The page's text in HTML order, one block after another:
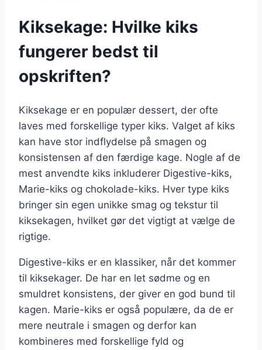
Kiksekage: Hvilke kiks
fungerer bedst til
opskriften?
Kiksekage er en populær dessert, der ofte
laves med forskellige typer kiks. Valget af kiks
kan have stor indflydelse på smagen og
konsistensen af den færdige kage. Nogle af de
mest anvendte kiks inkluderer Digestive-kiks,
Marie-kiks og chokolade-kiks. Hver type kiks
bringer sin egen unikke smag og tekstur til
kiksekagen, hvilket gør det vigtigt at vælge de
rigtige.
Digestive-kiks er en klassiker, når det kommer
til kiksekager. De har en let sødme og en
smuldret konsistens, der giver en god bund til
kagen. Marie-kiks er også populære, da de er
mere neutrale i smagen og derfor kan
kombineres med forskellige fyld og